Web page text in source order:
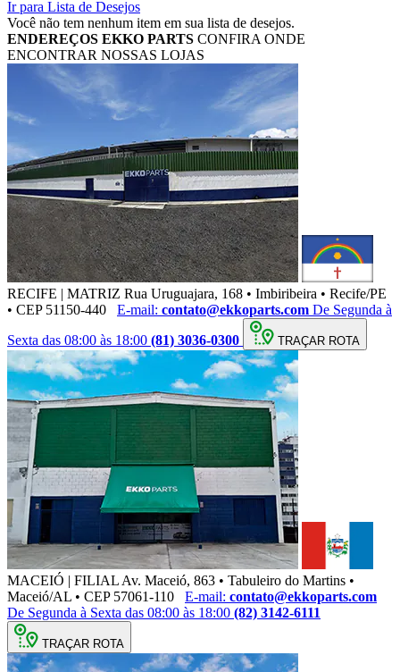
Ir para Lista de Desejos
Você não tem nenhum item em sua lista de desejos.
ENDEREÇOS EKKO PARTS CONFIRA ONDE
ENCONTRAR NOSSAS LOJAS
RECIFE | MATRIZ Rua Uruguajara, 168 • Imbiribeira • Recife/PE
• CEP 51150-440
E-mail: contato@ekkoparts.com De Segunda à
Sexta das 08:00 às 18:00 (81) 3036-0300 TRAÇAR ROTA
MACEIÓ | FILIAL Av. Maceió, 863 • Tabuleiro do Martins •
Maceió/AL • CEP 57061-110
E-mail: contato@ekkoparts.com
De Segunda à Sexta das 08:00 às 18:00 (82) 3142-6111
TRAÇAR ROTA